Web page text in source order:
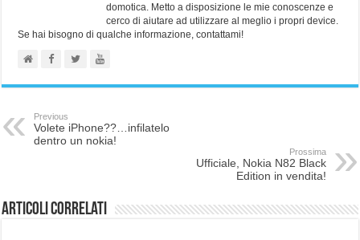
domotica. Metto a disposizione le mie conoscenze e
cerco di aiutare ad utilizzare al meglio i propri device.
Se hai bisogno di qualche informazione, contattami!
Previous
Volete iPhone??…infilatelo
dentro un nokia!
Prossima
Ufficiale, Nokia N82 Black
Edition in vendita!
Articoli correlati